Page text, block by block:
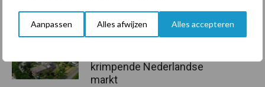
Aanpassen Alles afwijzen Alles accepteren
ForFarmers ziet volume en
krimpende Nederlandse
markt